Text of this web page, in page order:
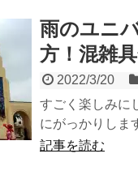
雨のユニ
方！混雑
2022/3/20
すごく楽しみに
にがっかりしま
記事を読む